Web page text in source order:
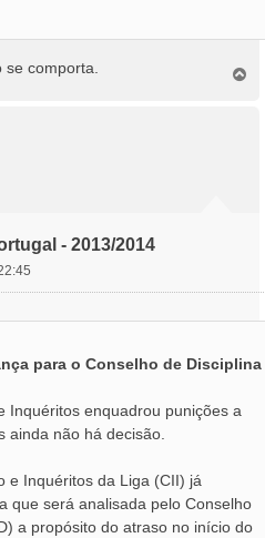
comporta.
- 2013/2014
para o Conselho de Disciplina
Inquéritos enquadrou punições a
ainda não há decisão.
e Inquéritos da Liga (CII) já
que será analisada pelo Conselho
a propósito do atraso no início do